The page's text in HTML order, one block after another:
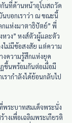
นที่ด้านหน้าอุโบสถวัด
บอกเราว่า ณ ขณะนี้
กแห่งมาตาธิปัตย์” พี่
หวง” หงส์ตัวผู้และตัว
ไม่มีข้อสงสัย แต่ความ
ความรู้สึกแห่งยุค
ขึ้นพร้อมกันต่อเมื่อมี
ากำลังได้ย้อนกลับไป
พระบาทสมเด็จพระนั่ง
างเพื่อเฉลิมพระเกียรติ